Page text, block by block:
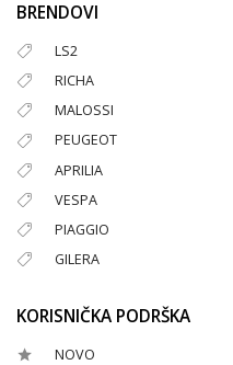
BRENDOVI
LS2
RICHA
MALOSSI
PEUGEOT
APRILIA
VESPA
PIAGGIO
GILERA
KORISNIČKA PODRŠKA
NOVO